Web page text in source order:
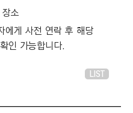
소
에게 사전 연락 후 해당
인 가능합니다.
LIST